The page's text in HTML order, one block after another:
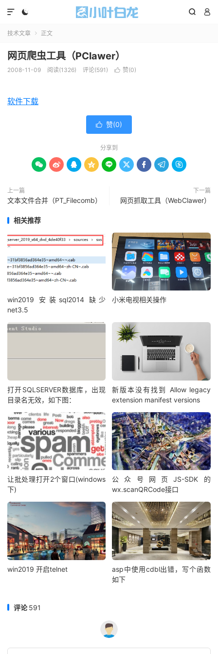
  

技术文章  正文
网页爬虫工具（PClawer）
2008-11-09 阅读(1326) 评论(591)  赞(0)
软件下载
 赞(0)
分享到
        
上一篇
文本文件合并（PT_Filecomb）
下一篇
网页抓取工具（WebClawer）
相关推荐
win2019 安装sql2014 缺少
net3.5
小米电视相关操作
打开SQLSERVER数据库，出现
目录名无效，如下图：
新版本没有找到 Allow legacy
extension manifest versions
让批处理打开2个窗口(windows
下)
公众号网页JS-SDK的
wx.scanQRCode接口
win2019 开启telnet
asp中使用cdbl出错，写个函数
如下
评论591